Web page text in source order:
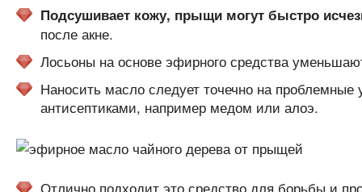
Подсушивает кожу, прыщи могут быстро
после акне.
Лосьоны на основе эфирного средства
Наносить масло следует точечно на
антисептиками, например медом или алоэ.
Отлично подходит это средство для борьбы и